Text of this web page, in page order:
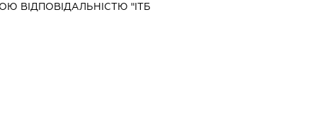
ВІДПОВІДАЛЬНІСТЮ "ІТБ